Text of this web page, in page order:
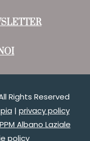
Rights Reserved
| privacy policy
Albano Laziale
policy